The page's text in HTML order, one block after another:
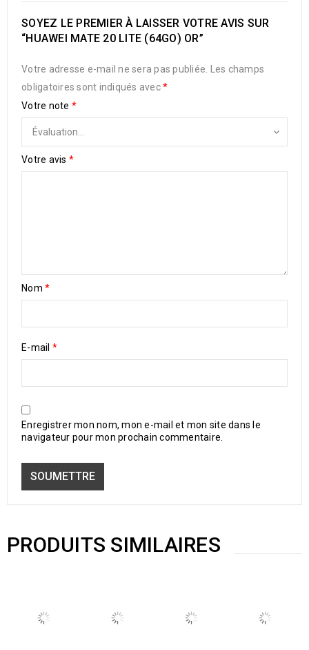
SOYEZ LE PREMIER À LAISSER VOTRE AVIS SUR
“HUAWEI MATE 20 LITE (64GO) OR”
Votre adresse e-mail ne sera pas publiée.
Les champs
obligatoires sont indiqués avec*
Votre note *
Votre avis *
Nom *
E-mail *
Enregistrer mon nom, mon e-mail et mon site dans le
navigateur pour mon prochain commentaire.
PRODUITS SIMILAIRES